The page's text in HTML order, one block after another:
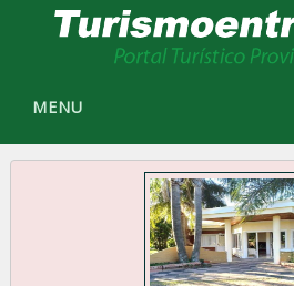
MENU